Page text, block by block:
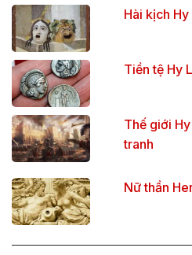
Hài kịch
Tiền tệ Hy
Thế giới
tranh
Nữ thần